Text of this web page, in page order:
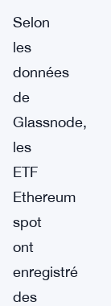
Selon
les
données
de
Glassnode,
les
ETF
Ethereum
spot
ont
enregistré
des